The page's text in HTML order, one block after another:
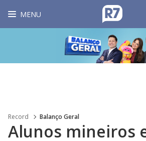
MENU
Record Balanço Geral
Alunos mineiros